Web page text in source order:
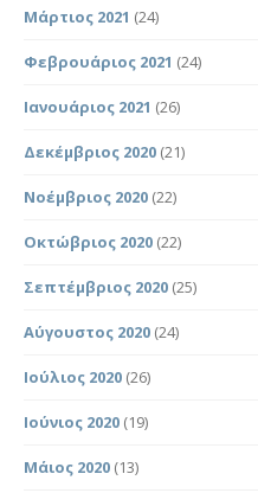
Μάρτιος 2021 (24)
Φεβρουάριος 2021 (24)
Ιανουάριος 2021 (26)
Δεκέμβριος 2020 (21)
Νοέμβριος 2020 (22)
Οκτώβριος 2020 (22)
Σεπτέμβριος 2020 (25)
Αύγουστος 2020 (24)
Ιούλιος 2020 (26)
Ιούνιος 2020 (19)
Μάιος 2020 (13)